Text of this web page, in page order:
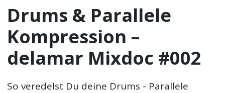
Drums & Parallele
Kompression –
delamar Mixdoc #002
So veredelst Du deine Drums - Parallele